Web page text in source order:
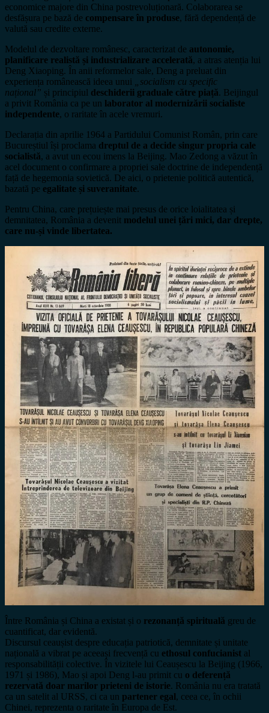
economice majore din China postrevoluționară. Colaborarea se
desfășura pe bază de compensare în produse, fără dependență de
valută sau credite externe.
Modelul de dezvoltare românesc, caracterizat de autonomie,
planificare realistă și industrializare accelerată, a atras atenția lui
Deng Xiaoping. În anii reformelor sale, Deng a preluat din
experiența românească ideea unui
„socialism cu specific
național” și principiul deschiderii graduale către piață. Beijingul
a privit România ca pe un laborator al modernizării socialiste
independente, o raritate în acele vremuri.
Declarația din aprilie 1964 a Partidului Comunist Român, prin care
Bucureștiul își proclama dreptul de a decide singur propria cale
socialistă, a avut un ecou imens la Beijing. Mao Zedong a văzut în
acel document o confirmare a propriei sale doctrine de independență
față de hegemonia sovietică. De aici, o prietenie politică autentică,
bazată pe egalitate și suveranitate.
Pentru China, care prețuiește mai presus de orice loialitatea și
demnitatea, România a devenit modelul unei țări mici, dar drepte,
care nu-și vinde libertatea.
Între România și China a existat și o rezonanță spirituală greu de
cuantificat, dar evidentă.
Discursul ceaușist despre educația patriotică, demnitate și unitate
națională a vibrat pe aceeași frecvență cu ethosul confucianist al
responsabilității colective. În vizitele lui Ceaușescu la Beijing (1966,
1971 și 1986), Mao și apoi Deng l-au primit cu o deferență
rezervată doar marilor prieteni de istorie. România nu era tratată
ca un satelit al URSS, ci ca un partener egal, ceea ce, în ochii
Chinei, reprezenta o raritate în Europa de Est.